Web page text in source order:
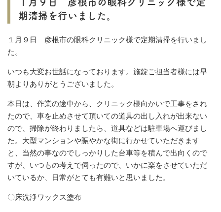
期清掃を行いました。
１月９日 彦根市の眼科クリニック様で定期清掃を行いまし
た。
いつも大変お世話になっております。施錠ご担当者様には早
朝よりありがとうございました。
本日は、作業の途中から、クリニック様向かいで工事をされ
たので、車を止めさせて頂いての道具の出し入れが出来ない
ので、掃除が終わりましたら、道具などは駐車場へ運びまし
た。大型マンションや賑やかな街に行かせていただきます
と、当然の事なのでしっかりした台車等を積んで出向くので
すが、いつもの考えで伺ったので、いかに楽をさせていただ
いているか、日常がとても有難いと思いました。
〇床洗浄ワックス塗布